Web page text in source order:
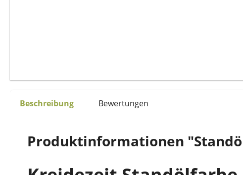
Beschreibung Bewertungen
Produktinformationen